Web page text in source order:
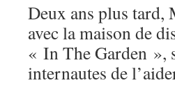
Deux ans plus tard,
avec la maison de
« In The Garden »,
internautes de